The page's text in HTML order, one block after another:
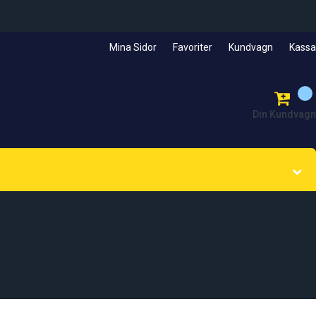
Mina Sidor Favoriter Kundvagn Kassa
Din Kundvagn